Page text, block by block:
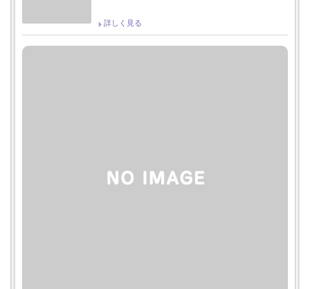
詳しく見る